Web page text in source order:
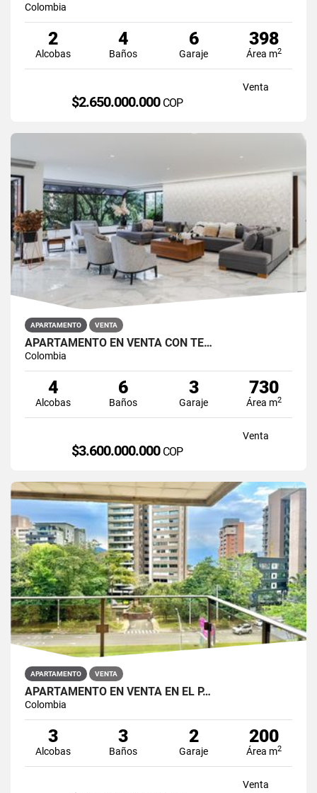
Colombia
2
Alcobas
4
Baños
6
Garaje
398
Área m2
Venta
$2.650.000.000 COP
APARTAMENTO VENTA
APARTAMENTO EN VENTA CON TE…
Colombia
4
Alcobas
6
Baños
3
Garaje
730
Área m2
Venta
$3.600.000.000 COP
APARTAMENTO VENTA
APARTAMENTO EN VENTA EN EL P…
Colombia
3
Alcobas
3
Baños
2
Garaje
200
Área m2
Venta